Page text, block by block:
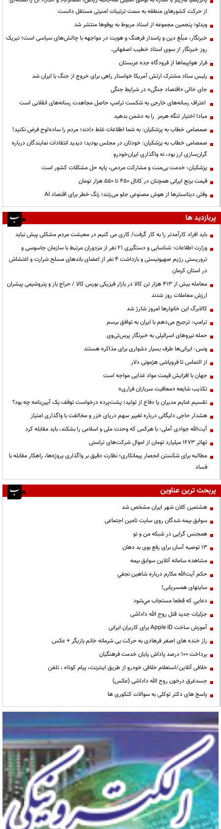
از حرکت کشورهای منطقه به سمت ترتیبات امنیتی مستقل دانست
ویدئو؛ پنجمین مجموعه از اسناد مربوط به یوفوها منتشر شد
خبرنگار، مبلّغ دین و پاسدار فرهنگ و هویت در مواجهه با چالش‌های سیاسی است؛ تبریک
روز خبرنگار از سوی استاد خطیب اصفهانی.
فرار هواپیماها از فرودگاه جده عربستان
رئیس ستاد مشترک ارتش آمریکا خواستار راهی برای خروج از جنگ با ایران شد
جای خالی «اقتصاد جنگی» در شرایط جنگی
اعتراف رسانه‌های خارجی به شکست ترامپ حاصل مجاهدت رسانه‌های انقلابی است
مبادا اختیار تنگه هرمز را به دشمن بدهید
صمصامی خطاب به پزشکیان: به شما اطلاعات غلط دادند؛ مردم را ساده‌لوح فرض نکنید!
صمصامی خطاب به پزشکیان: خودتان در مجلس بودید؛ دیدید انتقادات نمایندگان درباره
گران‌سازی ارز بود، نه واگذاری ایران‌خودرو
پزشکیان: خدمت بی‌منت و مشارکت مردمی، پایه حل مشکلات کشور است
قیمت‌ برنج ایرانی همچنان در کانال ۴۵۰ تا ۵۵۰ هزار تومان
وقتی دیتاسنترها از هوش مصنوعی جلو می‌زنند؛ زنگ خطر برای اقتصاد AI
پربازدید ها
باید افراد کارآمدتر را به کار گرفت/ کاری می کنیم در معیشت مردم مشکلی پیش نیاید
وزارت اطلاعات: شناسایی و دستگیری ۲۱ نفر از مزدوران مرتبط با سازمان جاسوسی و
تروریستی رژیم صهیونیستی و بازداشت ۴ نفر از اعضای باندهای مسلح شرارت و اغتشاش
در استان کرمان
معامله بیش از ۴۱۳ هزار تن کالا در بازار فیزیکی بورس کالا / حراج باز و پتروشیمی پیشران
ارزش معاملات روز شدند
کالابرگ این خانوارها امروز شارژ شد
ترامپ: ترجیح می‌دهم با ایران به توافق برسم
حمله نیروهای اسرائیلی به خبرنگار پرس‌تی‌وی
ونس: ایرانی‌ها طرف بسیار دشواری برای مذاکره هستند
از التماس تا فروپاشی هژمونی دلار
جهان با افزایش قیمت مواد غذایی مواجه است
تکذیب شایعه «معافیت سربازان فراری»
تقسیم غنایم مدیران یا دفاع از تولید؛ پشت‌پرده درخواست توقف یک آیین‌نامه چه بود؟
هشدار حاجی دلیگانی درباره تغییر سهم دریای خزر و مخالفت با واگذاری امتیاز
آیت‌الله جوادی آملی: با هرکس که وحدت ملی و اسلامی را بشکند، باید مقابله کرد
تهاتر ۱۶۷۳ میلیارد تومان از اموال شرکت‌های تراستی
مطالبه برای شکستن انحصار پیمانکاری؛ نظارت دقیق بر واگذاری پروژه‌ها، راهکار مقابله با
فساد
پربحث ترین عناوین
هشتمین کلان شهر ایران مشخص شد
سوابق بیمه شدگان روی سایت تامین اجتماعی
همجنس گرایی در شبکه من و تو
13 توصیه آسان برای رفع بوی بد دهان
مشاهده سامانه آنلاين سوابق بیمه
حكم آيت‌الله مكارم درباره شاهين نجفي
سایتهای همسریابی!
دعايي كه قطعا مستجاب مي‌شود
جزئیات جدید قتل روح الله داداشی
آموزش ساخت Apple ID برای کاربران ایرانی
راز خنده های اصغر فرهادی به حرکت بی شرمانه خانم بازیگر + عکس
پرداخت ۱۰۰ درصد پاداش پایان خدمت فرهنگیان
خلافی آنلاین/استعلام خلافی خودرو از طریق اینترنت، پیام کوتاه ، تلفن
جسدغرق درخون روح الله داداشی (عکس)
پاسخ های دکتر توکلی به سوالات کنکوری ها